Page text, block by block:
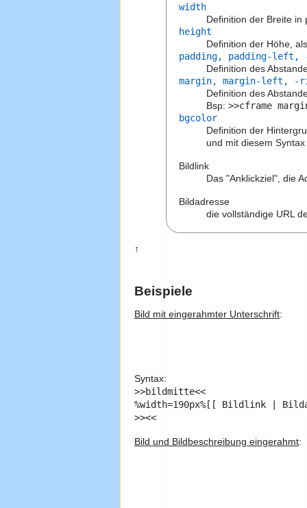
width
Definition der Breite in
height
Definition der Höhe,
padding, padding-
Definition des
margin, margin-left, -
Definition des
Bsp:>>cframe
bgcolor
Definition der
und mit diesem
Bildlink
Das "Anklickziel", die
Bildadresse
die vollständige URL
↑
Beispiele
Bild mit eingerahmter Unterschrift:
Syntax:
>>bildmitte<<
%width=190px%[[ Bildlink |
>><<
Bild und Bildbeschreibung eingerahmt: